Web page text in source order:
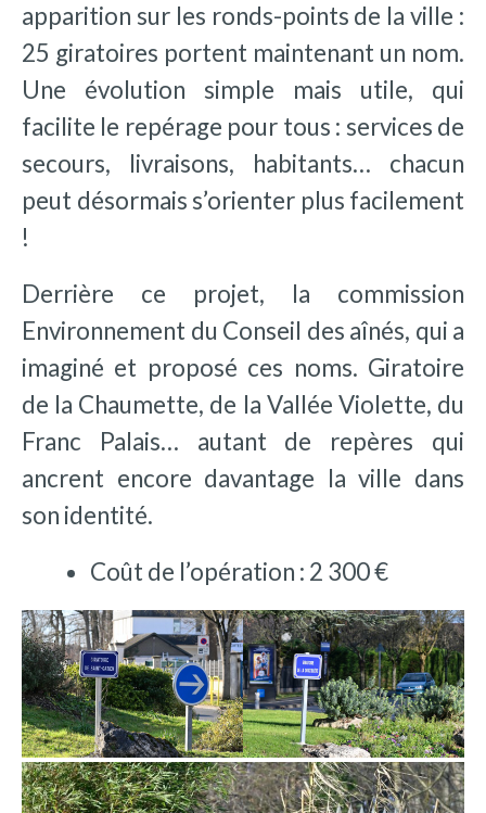
apparition sur les ronds-points de la ville :
25 giratoires portent maintenant un nom.
Une évolution simple mais utile, qui
facilite le repérage pour tous : services de
secours, livraisons, habitants… chacun
peut désormais s’orienter plus facilement
!
Derrière ce projet, la commission
Environnement du Conseil des aînés, qui a
imaginé et proposé ces noms. Giratoire
de la Chaumette, de la Vallée Violette, du
Franc Palais… autant de repères qui
ancrent encore davantage la ville dans
son identité.
Coût de l’opération : 2 300 €